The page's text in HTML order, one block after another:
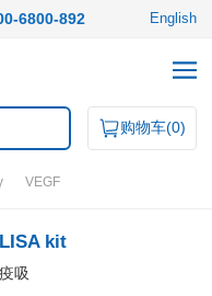
6800-892 English
购物车(0)
VEGF
kit
吸